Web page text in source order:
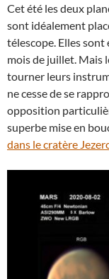
Cet été les deux
sont idéalement
télescope. Elles sont
mois de juillet. Mais
tourner leurs
ne cesse de se
opposition
superbe mise en
dans le cratère